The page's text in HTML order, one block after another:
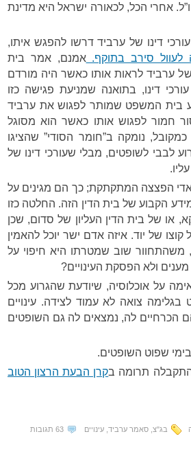
אחרי הכל, לכאורה ישראל היא מדינת
דינו של ערביד דרשו להפגש איתו,
לעוול סירב בתוקף.אמנם, אמר בית
ערביד לראות אותו כאשר היה מורדם
דינו, בתואנה שמניעת פגישה כזו
בית המשפט שמותר לפגוש את ערביד
חמור לפגוש אותו כאשר הוא מסוגל
נומקה ב”חומר הסודי” שהציגו
לבבי לשופטים, מבלי שעורכי דינו של
אדי הפצצה המתקתקת; כך הם מגינים על
הקבוע של בית הדין הזה. החלטה כזו
או של בית הדין העליון של סדום, שכן
של יוד. איזה אדם ישר יוכל להאמין
שוב שמטרתו היא חיפוי על
ולא הפסקת העינויים?
על אוכלוסיה, שיודעת שהגרוע מכל
בגלימה צואה לא עמוד לצידה. עינויים
הכרחיים לה, נמצאים לה גם השופטים
שפוט השופטים.
תרומה בקרן הבעת הרצון הטוב
בג"צ סאמר ערביד עינויים 63 תגובות